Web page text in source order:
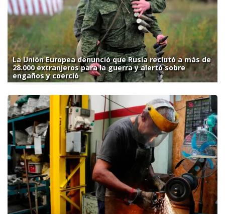
La Unión Europea denunció que Rusia reclutó a más de
28.000 extranjeros para la guerra y alertó sobre
engaños y coerció